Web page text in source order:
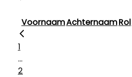
VoornaamAchternaamRol
1
...
2